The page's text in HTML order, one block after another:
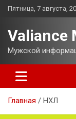
Перейти
Пятница, 7 августа,
Valiance
Мужской
Главная НХЛ